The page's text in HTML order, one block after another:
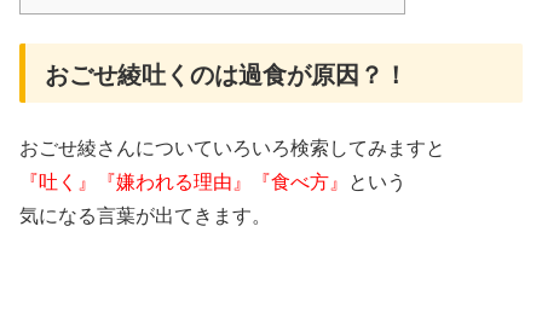
おごせ綾吐くのは過食が原因？！
おごせ綾さんについていろいろ検索してみますと
『吐く』『嫌われる理由』『食べ方』 という
気になる言葉が出てきます。